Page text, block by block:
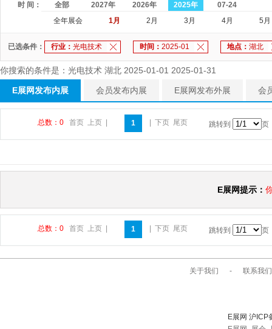
时 间： 全部 2027年 2026年 2025年
07-24
全年展会
1月 2月 3月 4月 5月
已选条件： 行业： 光电技术 时间： 2025-01 地点： 湖北
你搜索的条件是：光电技术 湖北 2025-01-01 2025-01-31
E展网发布内展 会员发布内展 E展网发布外展 会
总数：0 首页 上页 1 下页 尾页 跳转到 页
E展网提示：
总数：0 首页 上页 1 下页 尾页 跳转到 页
关于我们 - 联系我们
E展网 沪